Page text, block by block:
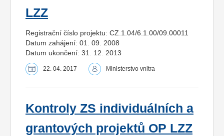
LZZ
Registrační číslo projektu: CZ.1.04/6.1.00/09.00011
Datum zahájení: 01. 09. 2008
Datum ukončení: 31. 12. 2013
22. 04. 2017 Ministerstvo vnitra
Kontroly ZS individuálních a
grantových projektů OP LZZ